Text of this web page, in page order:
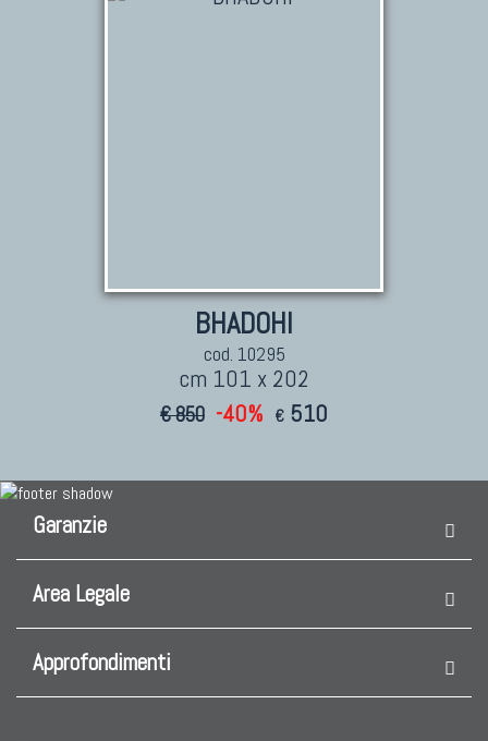
BHADOHI
cod. 10295
cm 101 x 202
€ 850 -40% € 510
Garanzie
Area Legale
Approfondimenti